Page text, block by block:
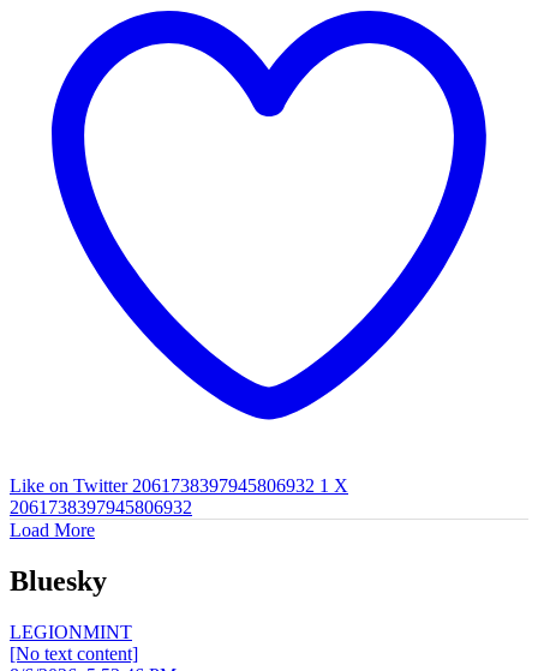
Like on Twitter 2061738397945806932 1 X
2061738397945806932
Load More
Bluesky
LEGIONMINT
[No text content]